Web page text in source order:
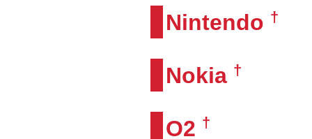
Nintendo †
Nokia †
O2 †